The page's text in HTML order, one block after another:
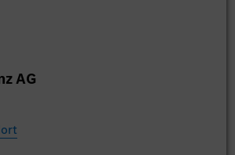
AG